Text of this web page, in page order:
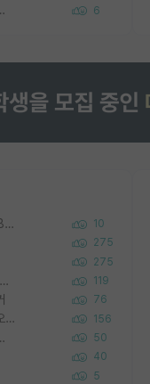
을 올리는건 비추이긴함 6
Korea University 수학, 컴퓨터과학 이학사, UC Berkeley 산업공학 대학원 공학박사가 되는 것은 쉽지 않겠죠? 10
275
275
대학원생들 교수에게 가스라이팅 당한 것은 이해가 갑니다. 안타깝네요. 119
76
석사입학예정생 분들! 제발 어느 정도 각오는 하고 오세요. 156
아웃풋에 대한 반박) 50
40
5